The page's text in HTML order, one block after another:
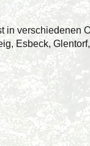
in verschiedenen
Esbeck,